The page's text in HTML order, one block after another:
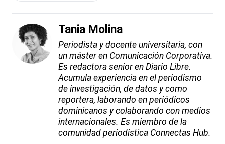
Tania Molina
Periodista y docente universitaria, con
un máster en Comunicación Corporativa.
Es redactora senior en Diario Libre.
Acumula experiencia en el periodismo
de investigación, de datos y como
reportera, laborando en periódicos
dominicanos y colaborando con medios
internacionales. Es miembro de la
comunidad periodística Connectas Hub.